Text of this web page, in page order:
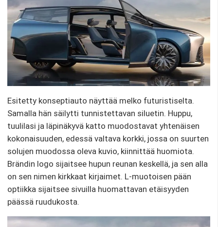
Esitetty konseptiauto näyttää melko futuristiselta.
Samalla hän säilytti tunnistettavan siluetin. Huppu,
tuulilasi ja läpinäkyvä katto muodostavat yhtenäisen
kokonaisuuden, edessä valtava korkki, jossa on suurten
solujen muodossa oleva kuvio, kiinnittää huomiota.
Brändin logo sijaitsee hupun reunan keskellä, ja sen alla
on sen nimen kirkkaat kirjaimet. L-muotoisen pään
optiikka sijaitsee sivuilla huomattavan etäisyyden
päässä ruudukosta.